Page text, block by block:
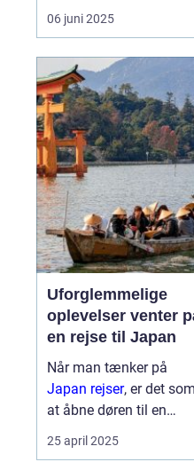
minder og styrke
relationer – hvad enten
venner, kolleger eller
foreninger. I stedet for
vælge bus eller fly som
transportmiddel, v...
06 juni 2025
Uforglemmelige
oplevelser venter
en rejse til Japan
Når man tænker på
Japan rejser, er det som
at åbne døren til en
verden af kontraster og
fortryllende oplevelser.
25 april 2025